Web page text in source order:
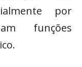
por
funções